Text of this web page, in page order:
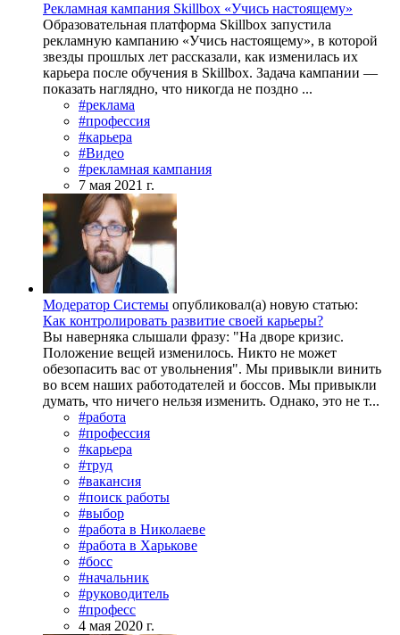
Рекламная кампания Skillbox «Учись настоящему»
Образовательная платформа Skillbox запустила
рекламную кампанию «Учись настоящему», в которой
звезды прошлых лет рассказали, как изменилась их
карьера после обучения в Skillbox. Задача кампании —
показать наглядно, что никогда не поздно ...
#реклама
#профессия
#карьера
#Видео
#рекламная кампания
7 мая 2021 г.
Модератор Системы опубликовал(а) новую статью:
Как контролировать развитие своей карьеры?
Вы наверняка слышали фразу: "На дворе кризис.
Положение вещей изменилось. Никто не может
обезопасить вас от увольнения". Мы привыкли винить
во всем наших работодателей и боссов. Мы привыкли
думать, что ничего нельзя изменить. Однако, это не т...
#работа
#профессия
#карьера
#труд
#вакансия
#поиск работы
#выбор
#работа в Николаеве
#работа в Харькове
#босс
#начальник
#руководитель
#професс
4 мая 2020 г.